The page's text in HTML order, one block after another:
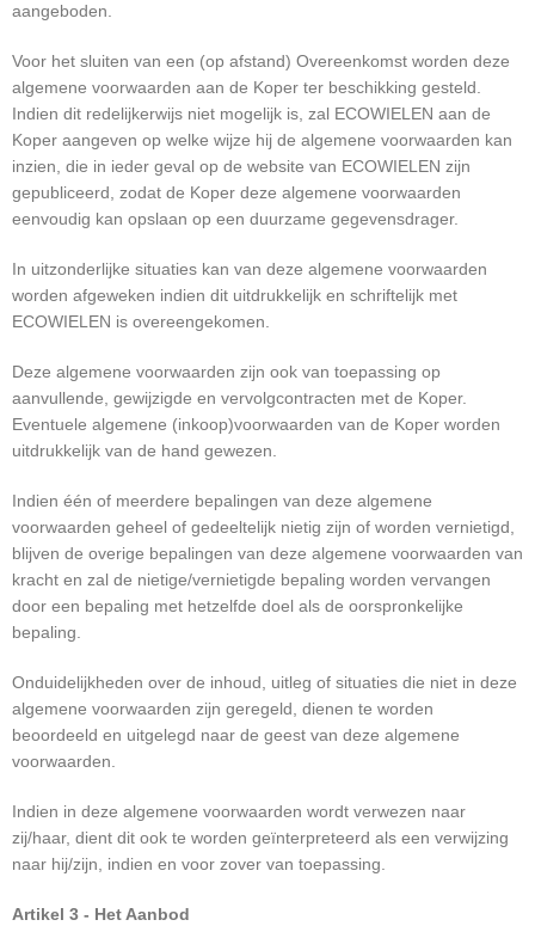
aangeboden.
Voor het sluiten van een (op afstand) Overeenkomst worden deze
algemene voorwaarden aan de Koper ter beschikking gesteld.
Indien dit redelijkerwijs niet mogelijk is, zal ECOWIELEN aan de
Koper aangeven op welke wijze hij de algemene voorwaarden kan
inzien, die in ieder geval op de website van ECOWIELEN zijn
gepubliceerd, zodat de Koper deze algemene voorwaarden
eenvoudig kan opslaan op een duurzame gegevensdrager.
In uitzonderlijke situaties kan van deze algemene voorwaarden
worden afgeweken indien dit uitdrukkelijk en schriftelijk met
ECOWIELEN is overeengekomen.
Deze algemene voorwaarden zijn ook van toepassing op
aanvullende, gewijzigde en vervolgcontracten met de Koper.
Eventuele algemene (inkoop)voorwaarden van de Koper worden
uitdrukkelijk van de hand gewezen.
Indien één of meerdere bepalingen van deze algemene
voorwaarden geheel of gedeeltelijk nietig zijn of worden vernietigd,
blijven de overige bepalingen van deze algemene voorwaarden van
kracht en zal de nietige/vernietigde bepaling worden vervangen
door een bepaling met hetzelfde doel als de oorspronkelijke
bepaling.
Onduidelijkheden over de inhoud, uitleg of situaties die niet in deze
algemene voorwaarden zijn geregeld, dienen te worden
beoordeeld en uitgelegd naar de geest van deze algemene
voorwaarden.
Indien in deze algemene voorwaarden wordt verwezen naar
zij/haar, dient dit ook te worden geïnterpreteerd als een verwijzing
naar hij/zijn, indien en voor zover van toepassing.
Artikel 3 - Het Aanbod